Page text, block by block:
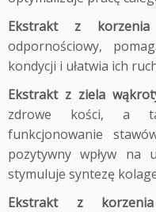
Ekstrakt z
odpornościowy,
kondycji i ułatwia ich
Ekstrakt z ziela
zdrowe kości, a
funkcjonowanie
pozytywny wpływ na
stymuluje syntezę
Ekstrakt z korzenia